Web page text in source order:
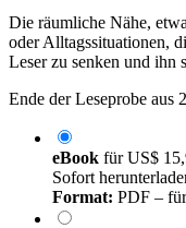
Die räumliche Nähe,
oder Alltagssituationen,
Leser zu senken und ihn
Ende der Leseprobe aus
eBook fürUS$
Sofort
Format: PDF –